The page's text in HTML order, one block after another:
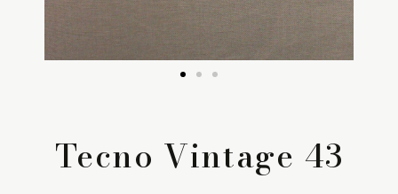
Tecno Vintage 43
The season Spring/Summer
SUSTAINABILITY